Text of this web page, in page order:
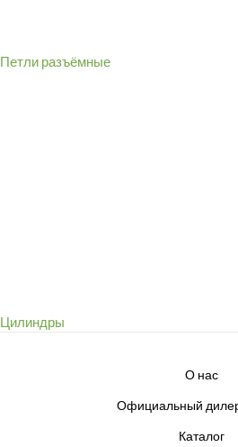
Петли разъёмные
Цилиндры
О нас
Официальный дилер
Каталог